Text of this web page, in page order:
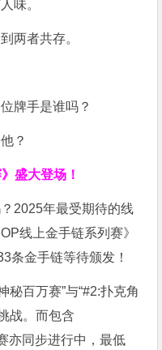
味。
两者共存。
牌手是谁吗？
？
》盛大登场！
2025年最受期待的线
线上金手链系列赛》
条金手链等待颁发！
秘百万赛”与“#2:扑克角
战。而包含
亦同步进行中，最低